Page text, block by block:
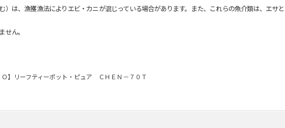
は、漁獲漁法によりエビ・カニが混じっている場合があります。また、これらの魚介類は、エサと
ん。
Ｏ】リーフティーポット・ピュア ＣＨＥＮ－７０Ｔ